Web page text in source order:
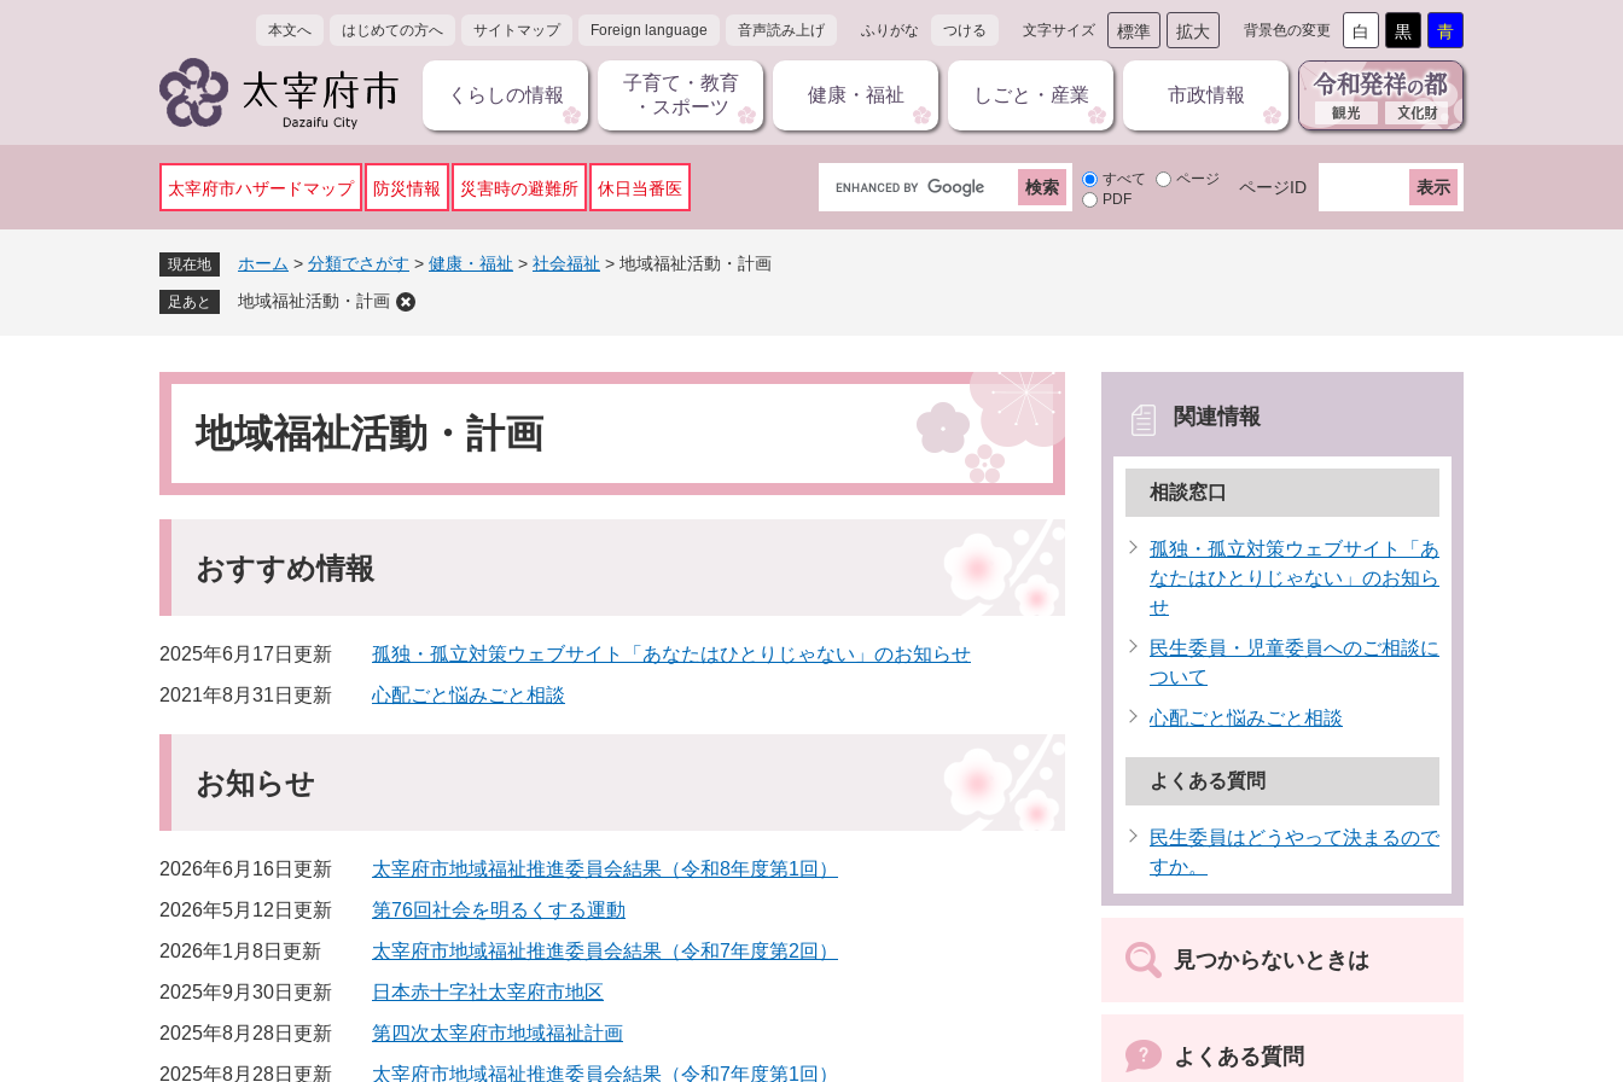
本文へ はじめての方へ サイトマップ Foreign language 音声読み上げ ふりがな つける 文字サイズ 標準 拡大 背景色の変更 白 黒 青
くらしの情報
子育て・教育
・スポーツ
健康・福祉 しごと・産業 市政情報
太宰府市ハザードマップ 防災情報 災害時の避難所 休日当番医
G
o
タ
すべて
ページ
PDF
ページID
現在地 ホーム > 分類でさがす > 健康・福祉 > 社会福祉 > 地域福祉活動・計画
足あと 地域福祉活動・計画
本
地域福祉活動・計画
おすすめ情報
2025年6月17日更新
孤独・孤立対策ウェブサイト「あなたはひとりじゃない」のお知らせ
2021年8月31日更新
心配ごと悩みごと相談
お知らせ
2026年6月16日更新
太宰府市地域福祉推進委員会結果（令和8年度第1回）
2026年5月12日更新
第76回社会を明るくする運動
2026年1月8日更新
太宰府市地域福祉推進委員会結果（令和7年度第2回）
2025年9月30日更新
日本赤十字社太宰府市地区
2025年8月28日更新
第四次太宰府市地域福祉計画
2025年8月28日更新
太宰府市地域福祉推進委員会結果（令和7年度第1回）
関連情報
相談窓口
孤独・孤立対策ウェブサイト「あ
なたはひとりじゃない」のお知ら
せ
民生委員・児童委員へのご相談に
ついて
心配ごと悩みごと相談
よくある質問
民生委員はどうやって決まるので
すか。
見つからないときは
よくある質問